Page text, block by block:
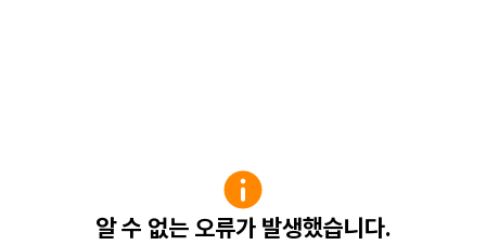
알 수 없는 오류가 발생했습니다.